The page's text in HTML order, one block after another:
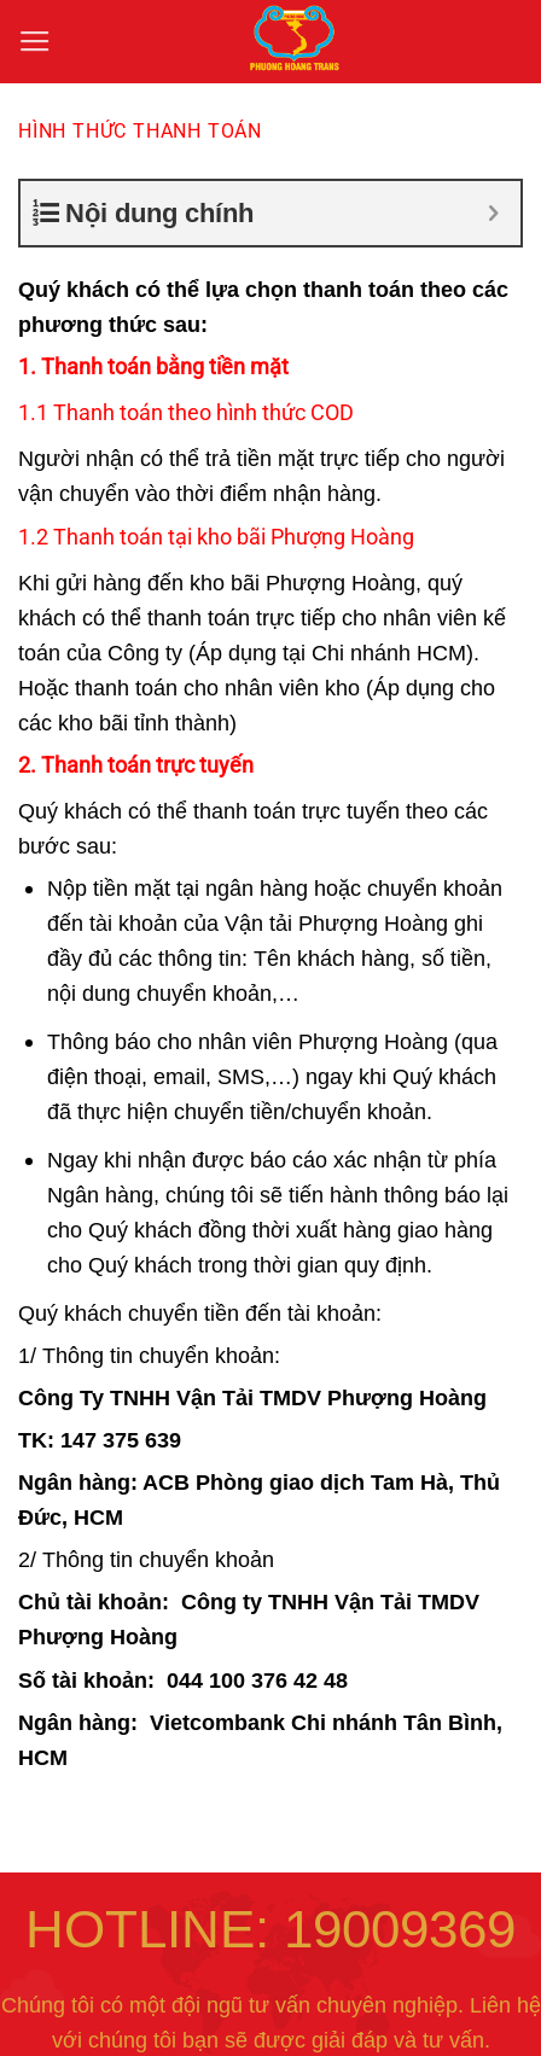
qua
nội
dung
HÌNH THỨC THANH TOÁN
Nội dung chính
Quý khách có thể lựa chọn thanh toán theo các
phương thức sau:
1. Thanh toán bằng tiền mặt
1.1 Thanh toán theo hình thức COD
Người nhận có thể trả tiền mặt trực tiếp cho người
vận chuyển vào thời điểm nhận hàng.
1.2 Thanh toán tại kho bãi Phượng Hoàng
Khi gửi hàng đến kho bãi Phượng Hoàng, quý
khách có thể thanh toán trực tiếp cho nhân viên kế
toán của Công ty (Áp dụng tại Chi nhánh HCM).
Hoặc thanh toán cho nhân viên kho (Áp dụng cho
các kho bãi tỉnh thành)
2. Thanh toán trực tuyến
Quý khách có thể thanh toán trực tuyến theo các
bước sau:
Nộp tiền mặt tại ngân hàng hoặc chuyển khoản
đến tài khoản của Vận tải Phượng Hoàng ghi
đầy đủ các thông tin: Tên khách hàng, số tiền,
nội dung chuyển khoản,…
Thông báo cho nhân viên Phượng Hoàng (qua
điện thoại, email, SMS,…) ngay khi Quý khách
đã thực hiện chuyển tiền/chuyển khoản.
Ngay khi nhận được báo cáo xác nhận từ phía
Ngân hàng, chúng tôi sẽ tiến hành thông báo lại
cho Quý khách đồng thời xuất hàng giao hàng
cho Quý khách trong thời gian quy định.
Quý khách chuyển tiền đến tài khoản:
1/ Thông tin chuyển khoản:
Công Ty TNHH Vận Tải TMDV Phượng Hoàng
TK: 147 375 639
Ngân hàng: ACB Phòng giao dịch Tam Hà, Thủ
Đức, HCM
2/ Thông tin chuyển khoản
Chủ tài khoản: Công ty TNHH Vận Tải TMDV
Phượng Hoàng
Số tài khoản: 044 100 376 42 48
Ngân hàng: Vietcombank Chi nhánh Tân Bình,
HCM
HOTLINE: 19009369
Chúng tôi có một đội ngũ tư vấn chuyên nghiệp. Liên hệ
với chúng tôi bạn sẽ được giải đáp và tư vấn.